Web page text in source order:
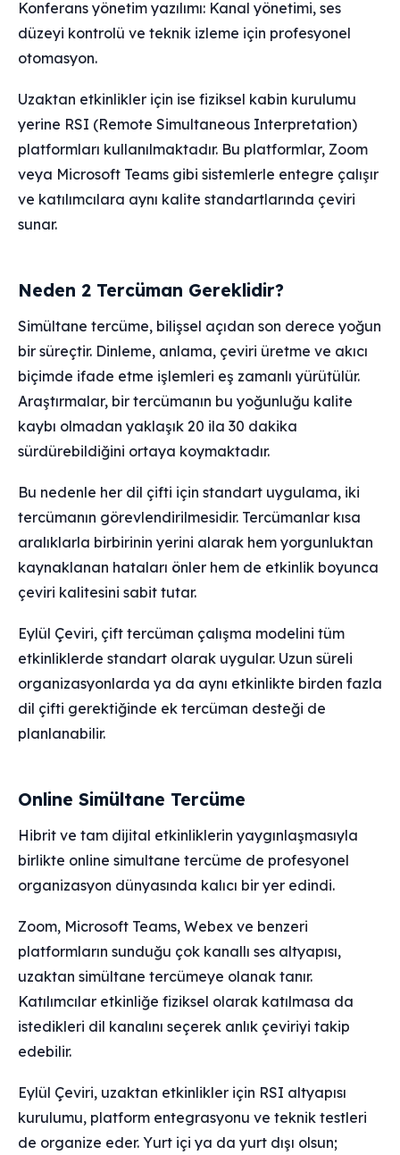
Konferans yönetim yazılımı: Kanal yönetimi, ses
düzeyi kontrolü ve teknik izleme için profesyonel
otomasyon.
Uzaktan etkinlikler için ise fiziksel kabin kurulumu
yerine RSI (Remote Simultaneous Interpretation)
platformları kullanılmaktadır. Bu platformlar, Zoom
veya Microsoft Teams gibi sistemlerle entegre çalışır
ve katılımcılara aynı kalite standartlarında çeviri
sunar.
Neden 2 Tercüman Gereklidir?
Simültane tercüme, bilişsel açıdan son derece yoğun
bir süreçtir. Dinleme, anlama, çeviri üretme ve akıcı
biçimde ifade etme işlemleri eş zamanlı yürütülür.
Araştırmalar, bir tercümanın bu yoğunluğu kalite
kaybı olmadan yaklaşık 20 ila 30 dakika
sürdürebildiğini ortaya koymaktadır.
Bu nedenle her dil çifti için standart uygulama, iki
tercümanın görevlendirilmesidir. Tercümanlar kısa
aralıklarla birbirinin yerini alarak hem yorgunluktan
kaynaklanan hataları önler hem de etkinlik boyunca
çeviri kalitesini sabit tutar.
Eylül Çeviri, çift tercüman çalışma modelini tüm
etkinliklerde standart olarak uygular. Uzun süreli
organizasyonlarda ya da aynı etkinlikte birden fazla
dil çifti gerektiğinde ek tercüman desteği de
planlanabilir.
Online Simültane Tercüme
Hibrit ve tam dijital etkinliklerin yaygınlaşmasıyla
birlikte online simultane tercüme de profesyonel
organizasyon dünyasında kalıcı bir yer edindi.
Zoom, Microsoft Teams, Webex ve benzeri
platformların sunduğu çok kanallı ses altyapısı,
uzaktan simültane tercümeye olanak tanır.
Katılımcılar etkinliğe fiziksel olarak katılmasa da
istedikleri dil kanalını seçerek anlık çeviriyi takip
edebilir.
Eylül Çeviri, uzaktan etkinlikler için RSI altyapısı
kurulumu, platform entegrasyonu ve teknik testleri
de organize eder. Yurt içi ya da yurt dışı olsun;